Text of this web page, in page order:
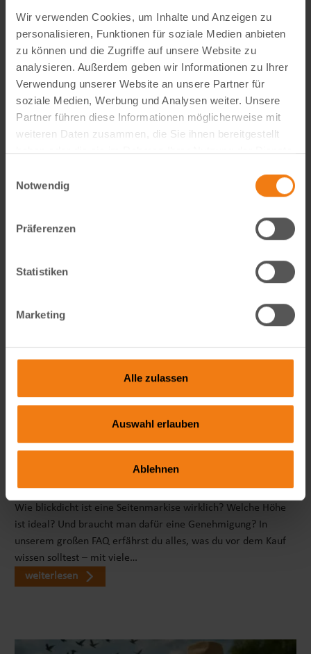
Wir verwenden Cookies, um Inhalte und Anzeigen zu
personalisieren, Funktionen für soziale Medien anbieten
zu können und die Zugriffe auf unsere Website zu
analysieren. Außerdem geben wir Informationen zu Ihrer
Verwendung unserer Website an unsere Partner für
soziale Medien, Werbung und Analysen weiter. Unsere
Partner führen diese Informationen möglicherweise mit
weiteren Daten zusammen, die Sie ihnen bereitgestellt
haben oder die sie im Rahmen Ihrer Nutzung der Dienste
Notwendig
Präferenzen
Statistiken
Marketing
Alle zulassen
Auswahl erlauben
Ablehnen
gestaltest du verkaufsstarke Amazon- und E-Commerce-
Wie blickdicht ist eine Seitenmarkise wirklich? Welche Höhe
ist ideal? Und braucht man dafür eine Genehmigung? In
unserem großen FAQ erfährst du alles, was du vor dem Kauf
wissen solltest – mit viele…
weiterlesen